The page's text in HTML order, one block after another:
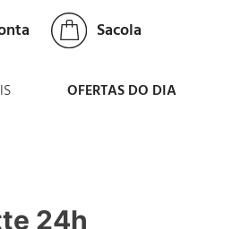
OFERTAS DO DIA
24h